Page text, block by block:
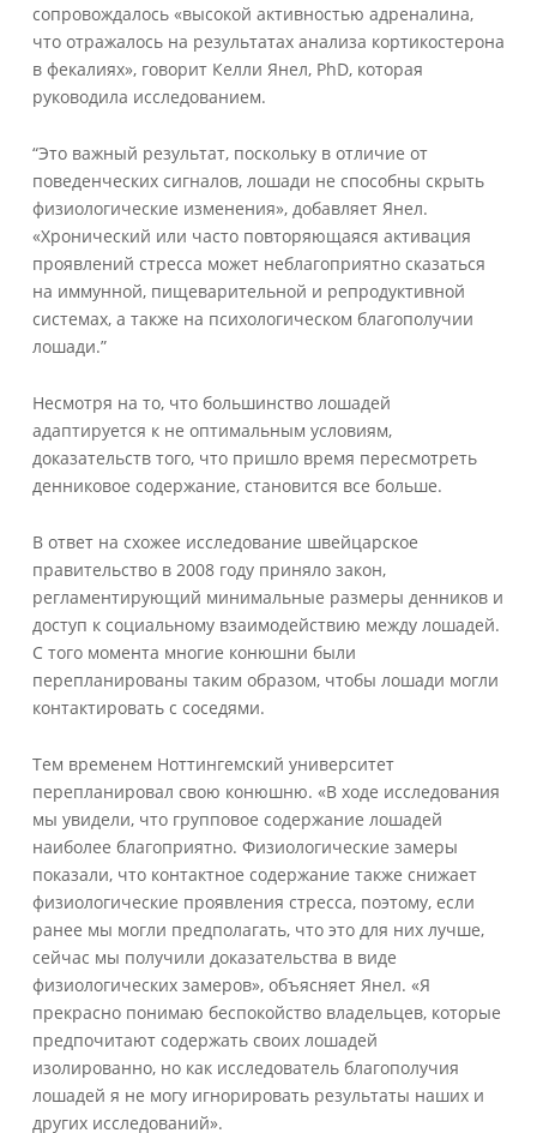
сопровождалось «высокой активностью адреналина,
что отражалось на результатах анализа кортикостерона
в фекалиях», говорит Келли Янел, PhD, которая
руководила исследованием.
“Это важный результат, поскольку в отличие от
поведенческих сигналов, лошади не способны скрыть
физиологические изменения», добавляет Янел.
«Хронический или часто повторяющаяся активация
проявлений стресса может неблагоприятно сказаться
на иммунной, пищеварительной и репродуктивной
системах, а также на психологическом благополучии
лошади.”
Несмотря на то, что большинство лошадей
адаптируется к не оптимальным условиям,
доказательств того, что пришло время пересмотреть
денниковое содержание, становится все больше.
В ответ на схожее исследование швейцарское
правительство в 2008 году приняло закон,
регламентирующий минимальные размеры денников и
доступ к социальному взаимодействию между лошадей.
С того момента многие конюшни были
перепланированы таким образом, чтобы лошади могли
контактировать с соседями.
Тем временем Ноттингемский университет
перепланировал свою конюшню. «В ходе исследования
мы увидели, что групповое содержание лошадей
наиболее благоприятно. Физиологические замеры
показали, что контактное содержание также снижает
физиологические проявления стресса, поэтому, если
ранее мы могли предполагать, что это для них лучше,
сейчас мы получили доказательства в виде
физиологических замеров», объясняет Янел. «Я
прекрасно понимаю беспокойство владельцев, которые
предпочитают содержать своих лошадей
изолированно, но как исследователь благополучия
лошадей я не могу игнорировать результаты наших и
других исследований».